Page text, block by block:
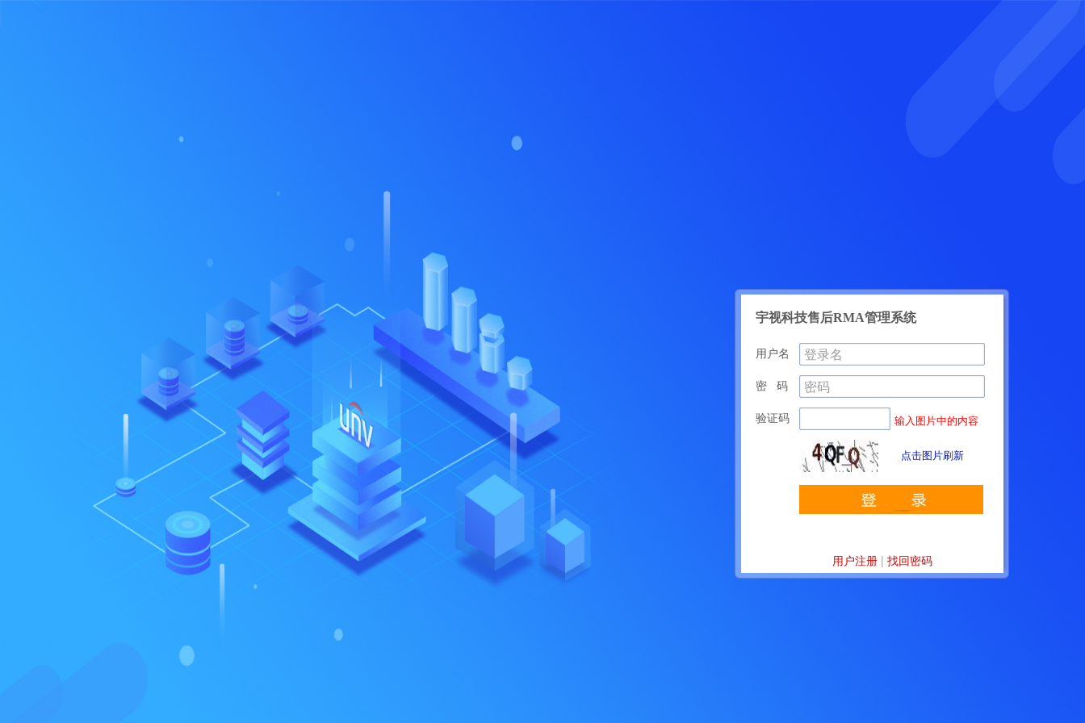
宇视科技售后RMA管理系统
用户名
密 码
验证码 输入图片中的内容
点击图片刷新
用户注册 | 找回密码